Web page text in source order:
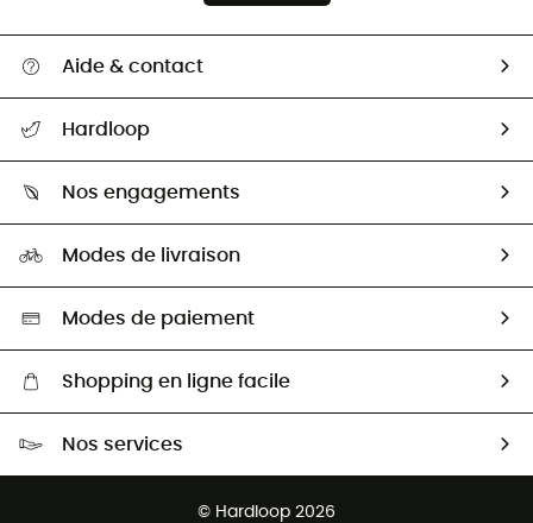
Aide & contact
Retour & remboursement
Guide des tailles
Seconde Main
Aide & Contact
Hardloop
HardGuides
Nos engagements
Sélection éco-responsable
Modes de livraison
Modes de paiement
Shopping en ligne facile
Nos services
© Hardloop 2026